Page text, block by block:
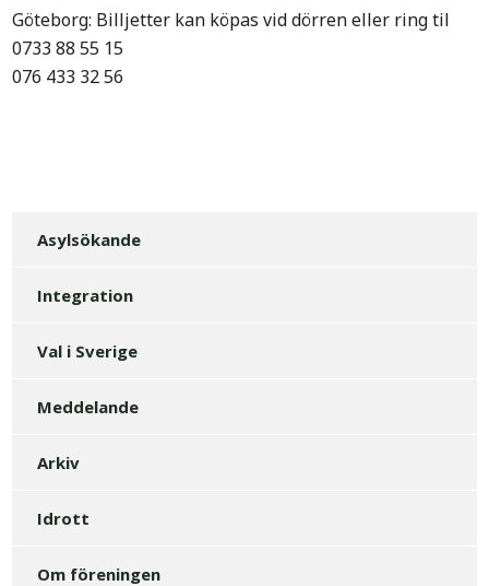
Göteborg: Billjetter kan köpas vid dörren eller ring til
0733 88 55 15
076 433 32 56
Asylsökande
Integration
Val i Sverige
Meddelande
Arkiv
Idrott
Om föreningen